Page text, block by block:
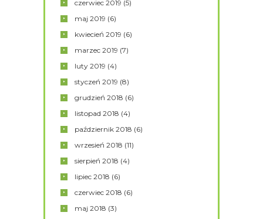
czerwiec2019 (5)
maj2019 (6)
kwiecień2019 (6)
marzec2019 (7)
luty2019 (4)
styczeń2019 (8)
grudzień2018 (6)
listopad2018 (4)
październik2018 (6)
wrzesień2018 (11)
sierpień2018 (4)
lipiec2018 (6)
czerwiec2018 (6)
maj2018 (3)